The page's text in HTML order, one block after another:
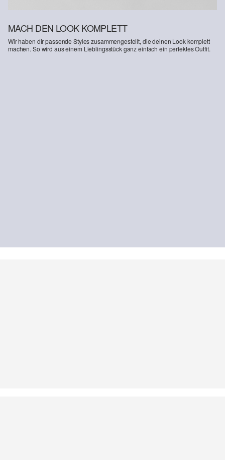
MACH DEN LOOK KOMPLETT
Wir haben dir passende Styles zusammengestellt, die deinen Look komplett
machen. So wird aus einem Lieblingsstück ganz einfach ein perfektes Outfit.